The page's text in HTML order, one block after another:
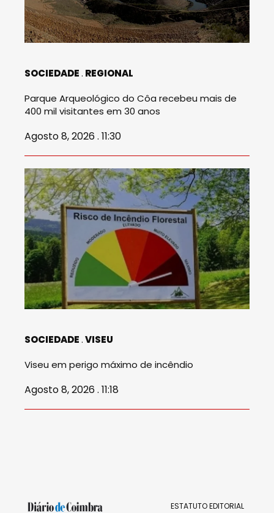
SOCIEDADE REGIONAL
Parque Arqueológico do Côa recebeu mais de
400 mil visitantes em 30 anos
Agosto 8, 2026 . 11:30
SOCIEDADE VISEU
Viseu em perigo máximo de incêndio
Agosto 8, 2026 . 11:18
ESTATUTO EDITORIAL